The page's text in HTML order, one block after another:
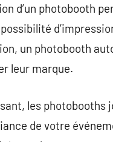
d’un photobooth
un photobooth
leur marque.
les
de votre